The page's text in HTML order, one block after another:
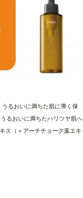
るおいに満ちた肌に導く保
るおいに満ちたハリツヤ肌へ
ス（＝アーチチョーク葉エキ